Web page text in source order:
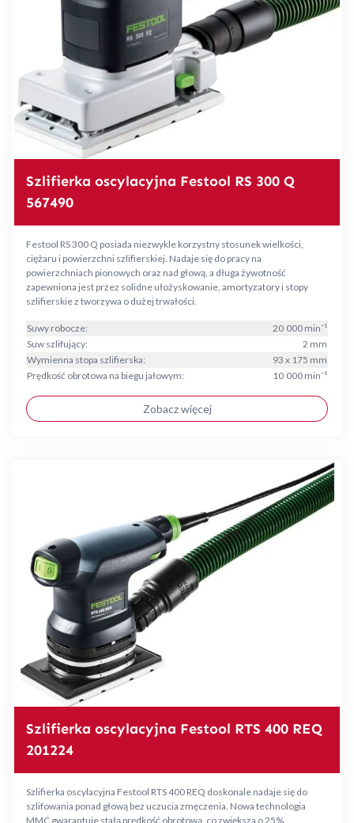
Szlifierka oscylacyjna Festool RS 300 Q
567490
Festool RS 300 Q posiada niezwykle korzystny stosunek wielkości,
ciężaru i powierzchni szlifierskiej. Nadaje się do pracy na
powierzchniach pionowych oraz nad głową, a długa żywotność
zapewniona jest przez solidne ułożyskowanie, amortyzatory i stopy
szlifierskie z tworzywa o dużej trwałości.
Suwy robocze:
20 000 min⁻¹
Suw szlifujący:
2 mm
Wymienna stopa szlifierska:
93 x 175 mm
Prędkość obrotowa na biegu jałowym:
10 000 min⁻¹
Zobacz więcej
Szlifierka oscylacyjna Festool RTS 400 REQ
201224
Szlifierka oscylacyjna Festool RTS 400 REQ doskonale nadaje się do
szlifowania ponad głową bez uczucia zmęczenia. Nowa technologia
MMC gwarantuje stałą prędkość obrotową, co zwiększa o 25%